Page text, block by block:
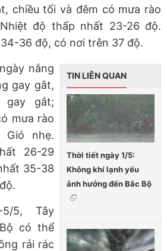
chiều tối và đêm có mưa rào
độ thấp nhất 23-26 độ.
36 độ, có nơi trên 37 độ.
TIN LIÊN QUAN
Thời tiết ngày 1/5:
Không khí lạnh yếu
ảnh hưởng đến Bắc Bộ
nắng
gay gắt,
gắt;
mưa rào
Gió nhẹ.
26-29
35-38
5, Tây
có thể
rải rác